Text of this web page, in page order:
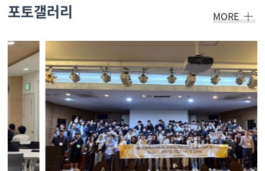
포토갤러리 MORE